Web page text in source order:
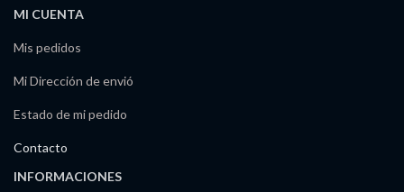
MI CUENTA
Mis pedidos
Mi Dirección de envió
Estado de mi pedido
Contacto
INFORMACIONES